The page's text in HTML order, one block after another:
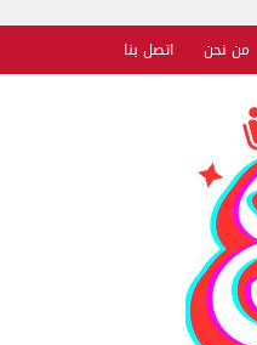
من نحن اتصل بنا